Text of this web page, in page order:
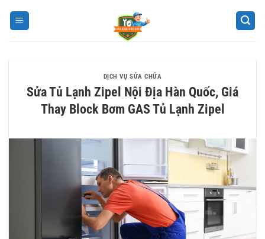
DỊCH VỤ SỬA CHỮA
Sửa Tủ Lạnh Zipel Nội Địa Hàn Quốc, Giá
Thay Block Bơm GAS Tủ Lạnh Zipel